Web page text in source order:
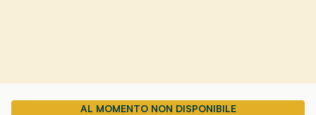
AL MOMENTO NON DISPONIBILE